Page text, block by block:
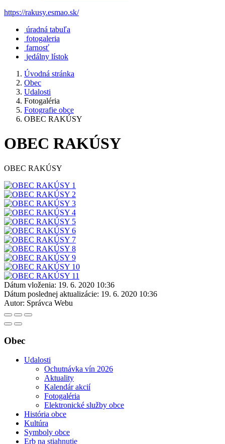
https://rakusy.esmao.sk/
úradná tabuľa
fotogaleria
farnosť
jedálny lístok
Úvodná stránka
Obec
Udalosti
Fotogaléria
Fotografie obce
OBEC RAKÚSY
OBEC RAKÚSY
OBEC RAKÚSY
Dátum vloženia: 19. 6. 2020 10:36
Dátum poslednej aktualizácie: 19. 6. 2020 10:36
Autor: Správca Webu
Obec
Udalosti
Ochutnávka vín 2026
Aktuality
Kalendár akcií
Fotogaléria
Elektronické služby obce
História obce
Kultúra
Symboly obce
Erb na stiahnutie